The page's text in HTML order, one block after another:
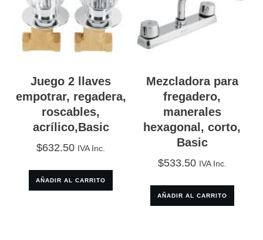
Juego 2 llaves
empotrar, regadera,
roscables,
acrílico,Basic
$632.50 IVA Inc.
AÑADIR AL CARRITO
Mezcladora para
fregadero,
manerales
hexagonal, corto,
Basic
$533.50 IVA Inc.
AÑADIR AL CARRITO